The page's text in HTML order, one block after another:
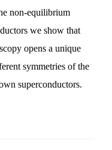
non-equilibrium
we show that
opens a unique
symmetries of the
superconductors.